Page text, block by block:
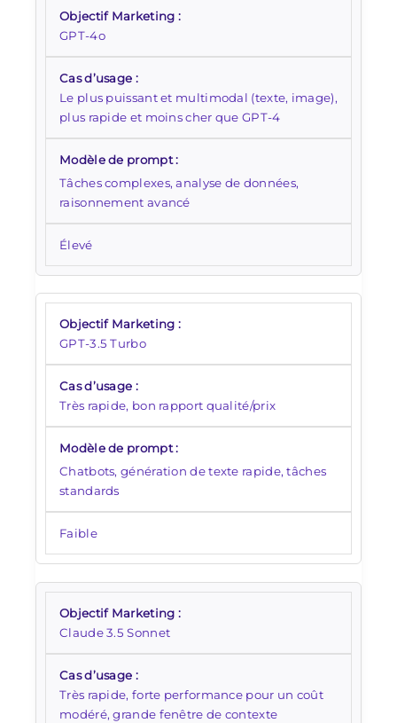
GPT-4o
Le plus puissant et multimodal (texte, image),
plus rapide et moins cher que GPT-4
Tâches complexes, analyse de données,
raisonnement avancé
Élevé
GPT-3.5 Turbo
Très rapide, bon rapport qualité/prix
Chatbots, génération de texte rapide, tâches
standards
Faible
Claude 3.5 Sonnet
Très rapide, forte performance pour un coût
modéré, grande fenêtre de contexte